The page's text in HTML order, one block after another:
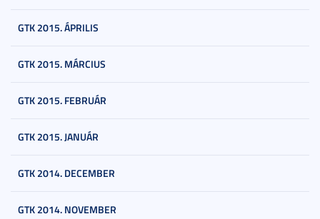
GTK 2015. ÁPRILIS
GTK 2015. MÁRCIUS
GTK 2015. FEBRUÁR
GTK 2015. JANUÁR
GTK 2014. DECEMBER
GTK 2014. NOVEMBER